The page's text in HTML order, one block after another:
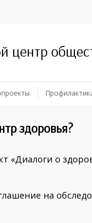
центр
здоровья?
«Диалоги о
на